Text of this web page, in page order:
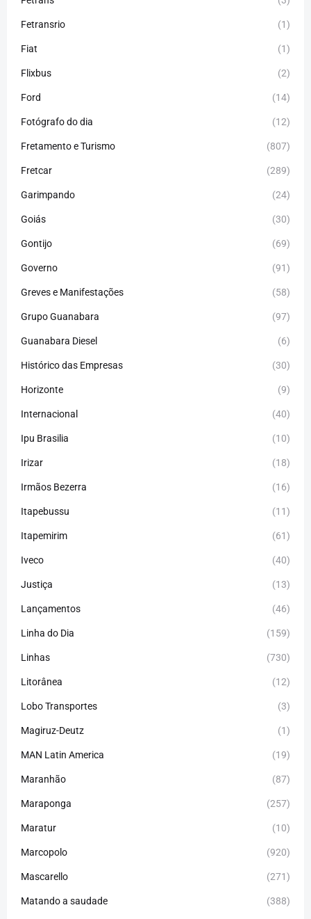
Fetransrio (1)
Fiat (1)
Flixbus (2)
Ford (14)
Fotógrafo do dia (12)
Fretamento e Turismo (807)
Fretcar (289)
Garimpando (24)
Goiás (30)
Gontijo (69)
Governo (91)
Greves e Manifestações (58)
Grupo Guanabara (97)
Guanabara Diesel (6)
Histórico das Empresas (30)
Horizonte (9)
Internacional (40)
Ipu Brasilia (10)
Irizar (18)
Irmãos Bezerra (16)
Itapebussu (11)
Itapemirim (61)
Iveco (40)
Justiça (13)
Lançamentos (46)
Linha do Dia (159)
Linhas (730)
Litorânea (12)
Lobo Transportes (3)
Magiruz-Deutz (1)
MAN Latin America (19)
Maranhão (87)
Maraponga (257)
Maratur (10)
Marcopolo (920)
Mascarello (271)
Matando a saudade (388)